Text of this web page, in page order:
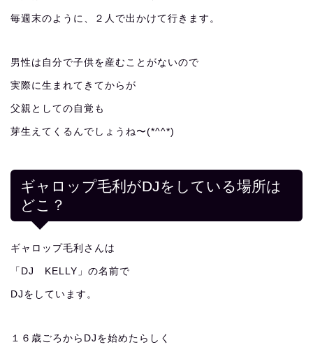
毎週末のように、２人で出かけて行きます。
男性は自分で子供を産むことがないので
実際に生まれてきてからが
父親としての自覚も
芽生えてくるんでしょうね〜(*^^*)
ギャロップ毛利がDJをしている場所は
どこ？
ギャロップ毛利さんは
「DJ KELLY」の名前で
DJをしています。
１６歳ごろからDJを始めたらしく